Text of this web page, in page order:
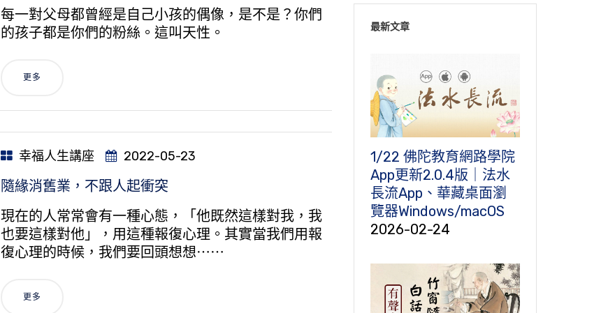
每一對父母都曾經是自己小孩的偶像，是不是？你們
的孩子都是你們的粉絲。這叫天性。
更多
幸福人生講座 2022-05-23
隨緣消舊業，不跟人起衝突
現在的人常常會有一種心態，「他既然這樣對我，我
也要這樣對他」，用這種報復心理。其實當我們用報
復心理的時候，我們要回頭想想⋯⋯
更多
最新文章
1/22 佛陀教育網路學院
App更新2.0.4版｜法水
長流App、華藏桌面瀏
覽器Windows/macOS
2026-02-24